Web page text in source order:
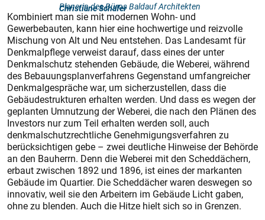
Christiane Schäfer
Planerin des Büros Baldauf Architekten
Kombiniert man sie mit modernen Wohn- und
Gewerbebauten, kann hier eine hochwertige und reizvolle
Mischung von Alt und Neu entstehen. Das Landesamt für
Denkmalpflege verweist darauf, dass eines der unter
Denkmalschutz stehenden Gebäude, die Weberei, während
des Bebauungsplanverfahrens Gegenstand umfangreicher
Denkmalgespräche war, um sicherzustellen, dass die
Gebäudestrukturen erhalten werden. Und dass es wegen der
geplanten Umnutzung der Weberei, die nach den Plänen des
Investors nur zum Teil erhalten werden soll, auch
denkmalschutzrechtliche Genehmigungsverfahren zu
berücksichtigen gebe – zwei deutliche Hinweise der Behörde
an den Bauherrn. Denn die Weberei mit den Scheddächern,
erbaut zwischen 1892 und 1896, ist eines der markanten
Gebäude im Quartier. Die Scheddächer waren deswegen so
innovativ, weil sie den Arbeitern im Gebäude Licht gaben,
ohne zu blenden. Auch die Hitze hielt sich so in Grenzen.